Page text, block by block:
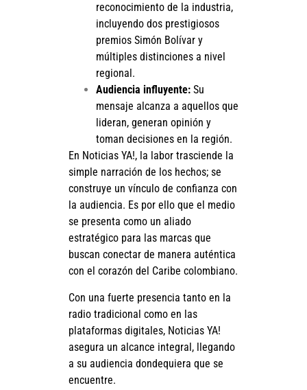
reconocimiento de la industria,
incluyendo dos prestigiosos
premios Simón Bolívar y
múltiples distinciones a nivel
regional.
Audiencia influyente: Su
mensaje alcanza a aquellos que
lideran, generan opinión y
toman decisiones en la región.
En Noticias YA!, la labor trasciende la
simple narración de los hechos; se
construye un vínculo de confianza con
la audiencia. Es por ello que el medio
se presenta como un aliado
estratégico para las marcas que
buscan conectar de manera auténtica
con el corazón del Caribe colombiano.
Con una fuerte presencia tanto en la
radio tradicional como en las
plataformas digitales, Noticias YA!
asegura un alcance integral, llegando
a su audiencia dondequiera que se
encuentre.